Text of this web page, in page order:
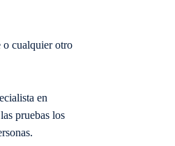
o cualquier otro
en
pruebas los